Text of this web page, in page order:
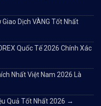
Dịch VÀNG Tốt Nhất
Quốc Tế 2026 Chính Xác
Nhất Việt Nam 2026 Là
Quả Tốt Nhất 2026 →